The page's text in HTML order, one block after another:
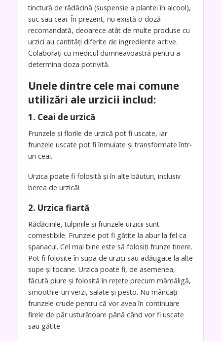
tinctură de rădăcină (suspensie a plantei în alcool),
suc sau ceai. În prezent, nu există o doză
recomandată, deoarece atât de multe produse cu
urzici au cantități diferite de ingrediente active.
Colaborați cu medicul dumneavoastră pentru a
determina doza potrivită.
Unele dintre cele mai comune
utilizări ale urzicii includ:
1. Ceai de urzică
Frunzele și florile de urzică pot fi uscate, iar
frunzele uscate pot fi înmuiate și transformate într-
un ceai.
Urzica poate fi folosită și în alte băuturi, inclusiv
berea de urzică!
2. Urzica fiartă
Rădăcinile, tulpinile și frunzele urzicii sunt
comestibile. Frunzele pot fi gătite la abur la fel ca
spanacul. Cel mai bine este să folosiți frunze tinere.
Pot fi folosite în supa de urzici sau adăugate la alte
supe și tocane. Urzica poate fi, de asemenea,
făcută piure și folosită în rețete precum mămăligă,
smoothie-uri verzi, salate și pesto. Nu mâncați
frunzele crude pentru că vor avea în continuare
firele de păr usturătoare până când vor fi uscate
sau gătite.